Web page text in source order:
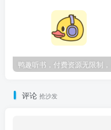
评论 抢沙发